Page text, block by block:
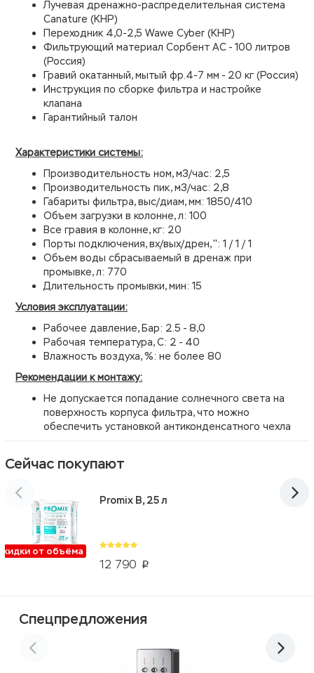
Лучевая дренажно-распределительная система
Canature (КНР)
Переходник 4,0-2,5 Wawe Cyber (КНР)
Фильтрующий материал Сорбент АС - 100 литров
(Россия)
Гравий окатанный, мытый фр.4-7 мм - 20 кг (Россия)
Инструкция по сборке фильтра и настройке
клапана
Гарантийный талон
Характеристики системы:
Производительность ном, м3/час: 2,5
Производительность пик, м3/час: 2,8
Габариты фильтра, выс/диам, мм: 1850/410
Объем загрузки в колонне, л: 100
Все гравия в колонне, кг: 20
Порты подключения, вх/вых/дрен, '': 1 / 1 / 1
Объем воды сбрасываемый в дренаж при
промывке, л: 770
Длительность промывки, мин: 15
Условия эксплуатации:
Рабочее давление, Бар: 2.5 - 8,0
Рабочая температура, С: 2 - 40
Влажность воздуха, %: не более 80
Рекомендации к монтажу:
Не допускается попадание солнечного света на
поверхность корпуса фильтра, что можно
обеспечить установкой антиконденсатного чехла
Сейчас покупают
от объёма
12 790 p
Promix B, 25 л
Спецпредложения